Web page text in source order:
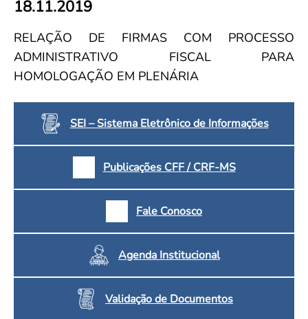
Convenção Coletiva 2025/2026 – Piso salarial Farmácias e Drogaria
Calendário Eleitoral
Candidatos
Votação
Dúvidas Frequentes
18.11.2019
RELAÇÃO DE FIRMAS COM PROCESSO
ADMINISTRATIVO FISCAL PARA
HOMOLOGAÇÃO EM PLENÁRIA
SEI – Sistema Eletrônico de Informações
Publicações CFF / CRF-MS
Fale Conosco
Agenda Institucional
Validação de Documentos